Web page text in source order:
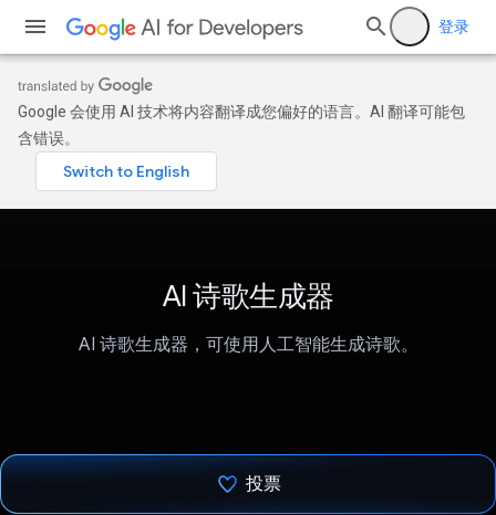
登录
Google 会使用 AI 技术将内容翻译成您偏好的语言。AI 翻译可能包
含错误。
AI 诗歌生成器
AI 诗歌生成器，可使用人工智能生成诗歌。
投票